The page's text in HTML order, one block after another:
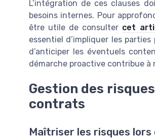
L’intégration de ces clauses
besoins internes. Pour
être utile de consulter cet
essentiel d’impliquer les
d’anticiper les éventuels
démarche proactive contribue
Gestion des
contrats
Maîtriser les risques